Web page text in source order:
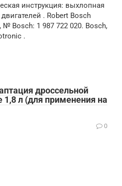
инструкция: выхлопная
. Robert Bosch
№ Bosch: 1 987 722 020. Bosch,
.
дроссельной
1,8 л (для применения на
0